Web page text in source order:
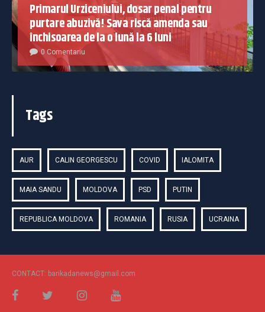
Primarul Urziceniului, dosar penal pentru
purtare abuzivă! Sava riscă amenda sau
închisoarea de la o lună la 6 luni
0 Comentariu
Tags
AUR CALIN GEORGESCU COVID IALOMITA
MAIA SANDU MOLDOVA PSD PUTIN
REPUBLICA MOLDOVA ROMANIA RUSIA UCRAINA
CONTACT: barikadanews@gmail.com